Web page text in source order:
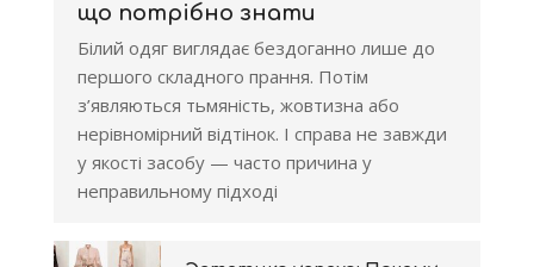
що потрібно знати
Білий одяг виглядає бездоганно лише до
першого складного прання. Потім
з’являються тьмяність, жовтизна або
нерівномірний відтінок. І справа не завжди
у якості засобу — часто причина у
неправильному підході